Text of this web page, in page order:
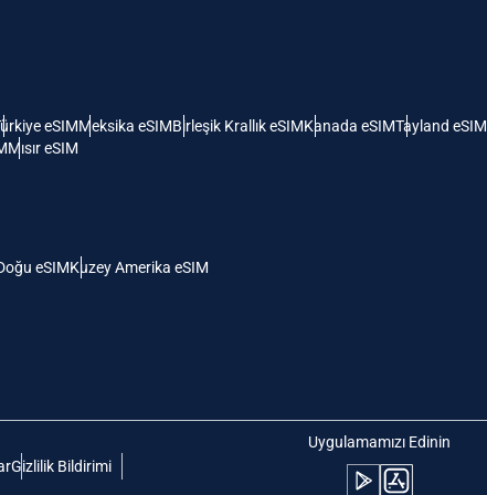
eSIMMeksika eSIMBirleşik Krallık eSIMKanada eSIMTayland eSIM
Mısır eSIM
eSIMKuzey Amerika eSIM
Gizlilik Bildirimi
Uygulamamızı Edinin
THB - Tayland Bahtı